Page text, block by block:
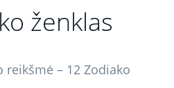
ženklas